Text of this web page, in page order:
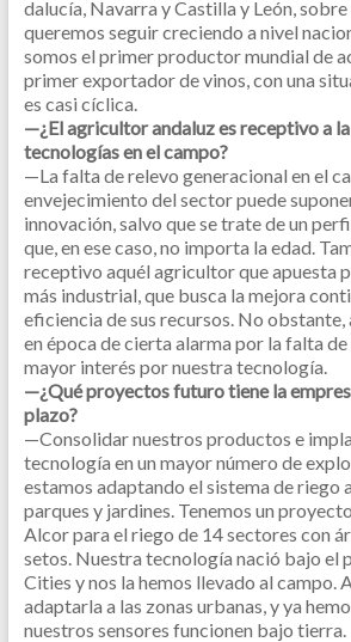
dalucía, Navarra y Castilla y León,
queremos seguir creciendo a nivel
somos el primer productor mundial de
primer exportador de vinos, con una
es casi cíclica.
—¿El agricultor andaluz es receptivo a
tecnologías en el campo?
—La falta de relevo generacional en el
envejecimiento del sector puede
innovación, salvo que se trate de un
que, en ese caso, no importa la edad.
receptivo aquél agricultor que apuesta
más industrial, que busca la mejora
eficiencia de sus recursos. No obstante,
en época de cierta alarma por la falta de
mayor interés por nuestra tecnología.
—¿Qué proyectos futuro tiene la
plazo?
—Consolidar nuestros productos e
tecnología en un mayor número de
estamos adaptando el sistema de riego
parques y jardines. Tenemos un
Alcor para el riego de 14 sectores con
setos. Nuestra tecnología nació bajo el
Cities y nos la hemos llevado al campo.
adaptarla a las zonas urbanas, y ya
nuestros sensores funcionen bajo tierra.